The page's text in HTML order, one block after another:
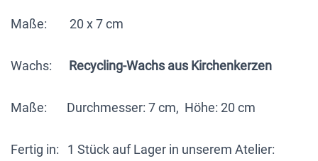
gestaltet
Maße: 20 x 7 cm
Wachs: Recycling-Wachs aus Kirchenkerzen
Maße: Durchmesser: 7 cm, Höhe: 20 cm
Fertig in: 1 Stück auf Lager in unserem Atelier: